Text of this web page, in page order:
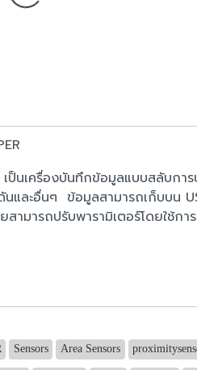
ป็นเครื่องบันทึกข้อมูลแบบสลับก
และอื่นๆ ข้อมูลสามารถเก็บบน
ยสามารถปรับพารามิเตอร์โดยใ
Sensors Area Sensors